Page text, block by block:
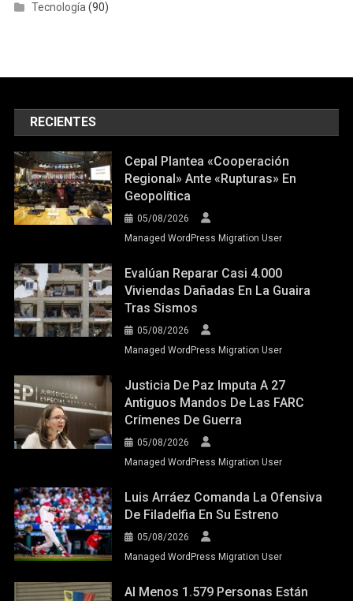
Tecnología (90)
RECIENTES
Cepal Plantea «cooperación
Regional» Ante «rupturas» En
Geopolítica
05/08/2026
Managed WordPress Migration User
Evalúan Reparar Casi 4.000
Viviendas Dañadas En La Guaira
Tras Sismos
05/08/2026
Managed WordPress Migration User
Justicia De Paz Imputa A 27
Antiguos Mandos De Las FARC
Crímenes De Guerra
05/08/2026
Managed WordPress Migration User
Luis Arráez Comanda La Ofensiva
De Filadelfia En Su Estreno
05/08/2026
Managed WordPress Migration User
Al Menos 1.579 Personas Están